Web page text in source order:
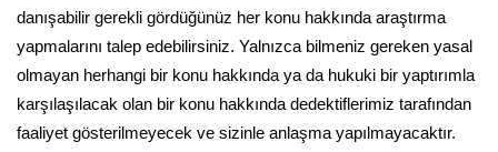
danışabilir gerekli gördüğünüz her konu hakkında araştırma
yapmalarını talep edebilirsiniz. Yalnızca bilmeniz gereken yasal
olmayan herhangi bir konu hakkında ya da hukuki bir yaptırımla
karşılaşılacak olan bir konu hakkında dedektiflerimiz tarafından
faaliyet gösterilmeyecek ve sizinle anlaşma yapılmayacaktır.